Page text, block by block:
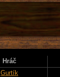
Hráč
Gurtík